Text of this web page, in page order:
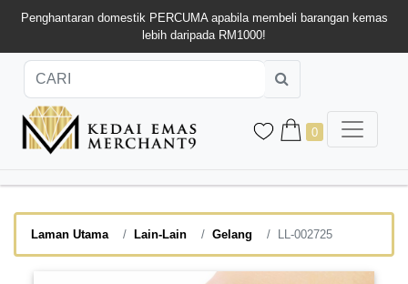
Penghantaran domestik PERCUMA apabila membeli barangan kemas
lebih daripada RM1000!
0
Laman Utama Lain-Lain Gelang LL-002725